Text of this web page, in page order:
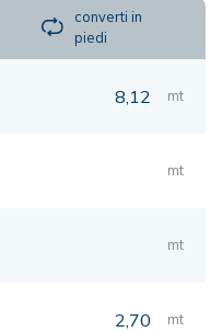
converti in
piedi
8,12 mt
mt
mt
2,70 mt